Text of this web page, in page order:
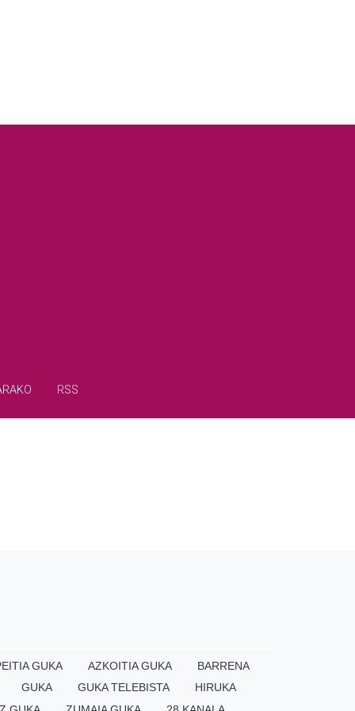
RSS
GUKA AZKOITIA GUKA
BARRENA
GUKA GUKA TELEBISTA
HIRUKA